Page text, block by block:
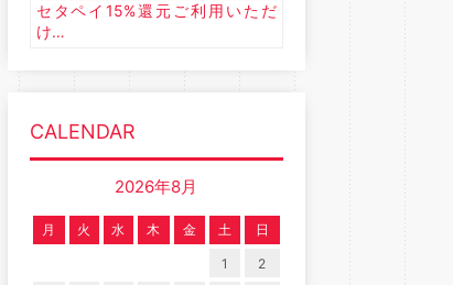
セタペイ15%還元ご利用いただ
け…
CALENDAR
2026年8月
月 火 水 木 金 土 日
1
2